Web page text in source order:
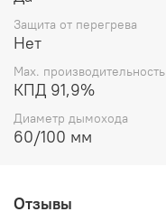
Защита от перегрева
Нет
Max. производительность
КПД 91,9%
Диаметр дымохода
60/100 мм
Отзывы